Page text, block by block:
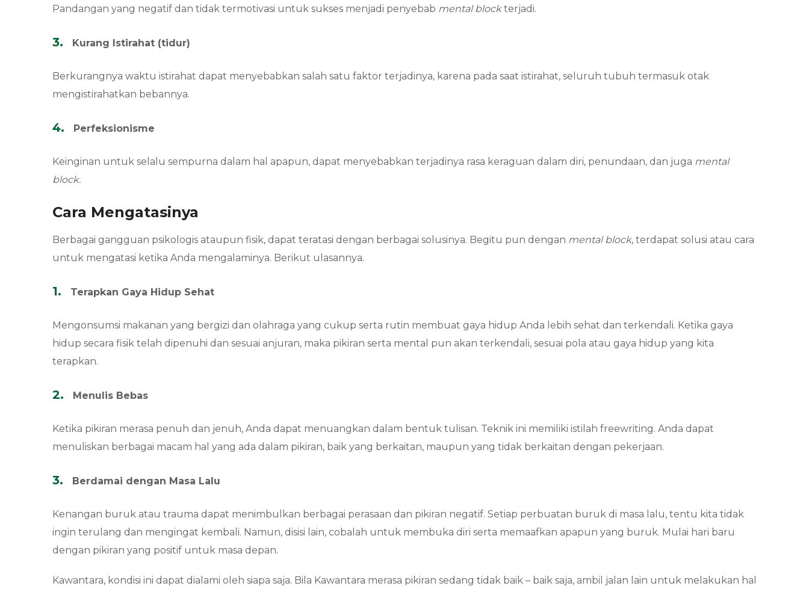
Pandangan yang negatif dan tidak termotivasi untuk sukses menjadi penyebab mental blockterjadi.
Kurang Istirahat (tidur)
Berkurangnya waktu istirahat dapat menyebabkan salah satu faktor terjadinya, karena pada saat istirahat, seluruh tubuh termasuk otak
mengistirahatkan bebannya.
Perfeksionisme
Keinginan untuk selalu sempurna dalam hal apapun, dapat menyebabkan terjadinya rasa keraguan dalam diri, penundaan, dan juga mental
block.
Cara Mengatasinya
Berbagai gangguan psikologis ataupun fisik, dapat teratasi dengan berbagai solusinya. Begitu pun dengan mental block, terdapat solusi atau cara
untuk mengatasi ketika Anda mengalaminya. Berikut ulasannya.
Terapkan Gaya Hidup Sehat
Mengonsumsi makanan yang bergizi dan olahraga yang cukup serta rutin membuat gaya hidup Anda lebih sehat dan terkendali. Ketika gaya
hidup secara fisik telah dipenuhi dan sesuai anjuran, maka pikiran serta mental pun akan terkendali, sesuai pola atau gaya hidup yang kita
terapkan.
Menulis Bebas
Ketika pikiran merasa penuh dan jenuh, Anda dapat menuangkan dalam bentuk tulisan. Teknik ini memiliki istilah freewriting. Anda dapat
menuliskan berbagai macam hal yang ada dalam pikiran, baik yang berkaitan, maupun yang tidak berkaitan dengan pekerjaan.
Berdamai dengan Masa Lalu
Kenangan buruk atau trauma dapat menimbulkan berbagai perasaan dan pikiran negatif. Setiap perbuatan buruk di masa lalu, tentu kita tidak
ingin terulang dan mengingat kembali. Namun, disisi lain, cobalah untuk membuka diri serta memaafkan apapun yang buruk. Mulai hari baru
dengan pikiran yang positif untuk masa depan.
Kawantara, kondisi ini dapat dialami oleh siapa saja. Bila Kawantara merasa pikiran sedang tidak baik – baik saja, ambil jalan lain untuk melakukan hal